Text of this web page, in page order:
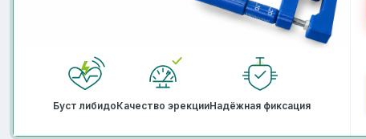
Буст либидоКачество эрекцииНадёжная фиксация